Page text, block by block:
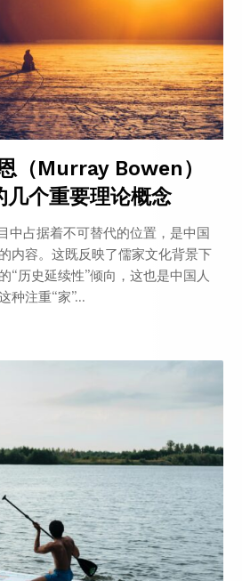
（Murray Bowen）
几个重要理论概念
占据着不可替代的位置，是中国
内容。这既反映了儒家文化背景下
“历史延续性”倾向，这也是中国人
种注重“家”...